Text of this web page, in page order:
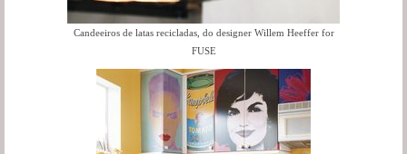
Candeeiros de latas recicladas, do designer Willem Heeffer for
FUSE